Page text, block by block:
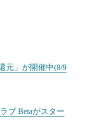
元」が開催中(8/9
ブ Betaがスター